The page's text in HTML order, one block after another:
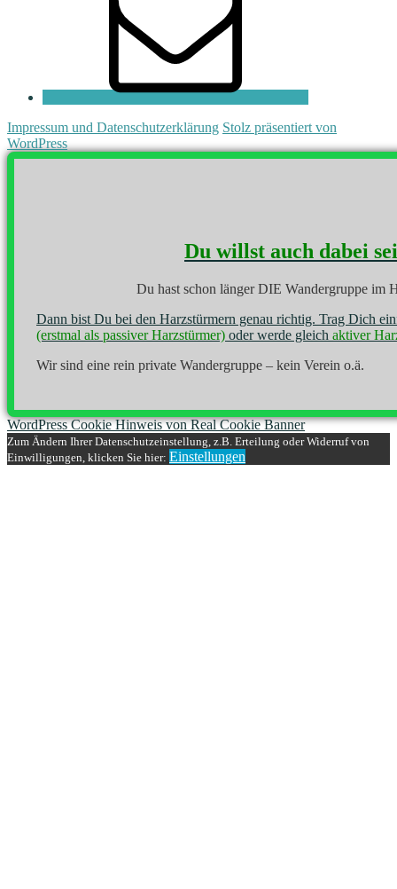
Impressum und Datenschutzerklärung Stolz präsentiert von
WordPress
Du willst auch dabei
Du hast schon länger DIE Wandergruppe im
Dann bist Du bei den Harzstürmern genau richtig. Trag Dich
(erstmal als passiver Harzstürmer) oder werde gleich aktiver
Wir sind eine rein private Wandergruppe – kein Verein o.ä.
WordPress Cookie Hinweis von Real Cookie Banner
Zum Ändern Ihrer Datenschutzeinstellung, z.B. Erteilung oder Widerruf von
Einwilligungen, klicken Sie hier: Einstellungen